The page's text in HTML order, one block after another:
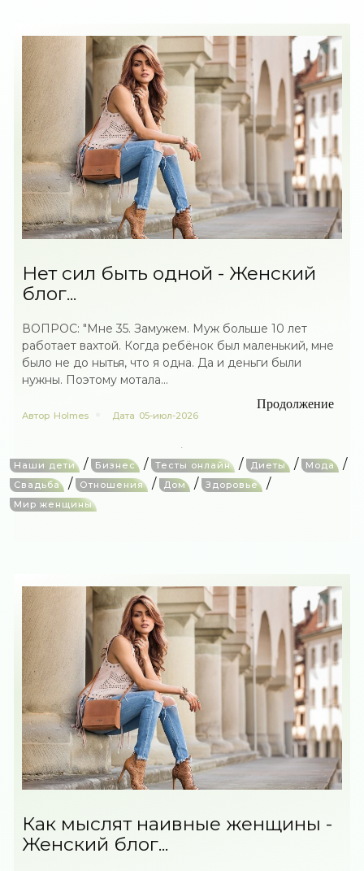
Нет сил быть одной - Женский
блог...
ВОПРОС: "Мне 35. Замужем. Муж больше 10 лет
работает вахтой. Когда ребёнок был маленький, мне
было не до нытья, что я одна. Да и деньги были
нужны. Поэтому мотала...
Продолжение
Автор Holmes Дата 05-июл-2026
Наши дети / Бизнес / Тесты онлайн / Диеты / Мода /
Свадьба / Отношения / Дом / Здоровье /
Мир женщины
Как мыслят наивные женщины -
Женский блог...